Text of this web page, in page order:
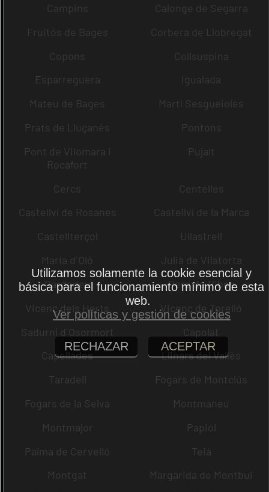
Campins
Calonge de Segarra
Fruitós de Bages
Corbera de Llobregat
Copons
Collsuspina
Esparreguera
Igualada
Mateu de Bages
Martí Sesgueioles
Prats de Lluçanès
Pontons
Pont de Vilomara i
Rocafort
Pujalt
Cercs
Centelles
Castellví de Rosanes
Castellví de la Marca
Castellterçol
Ullastrell
Maria d´Oló
Julià de Vilatorta
Cardedeu
Pere de Ribes
Vicenç dels Horts
Vicenç de Torelló
Sadurní d´Osormort
Capolat
Capellades
Llinars del Vallès
Taradell
Fogars de Montclús
Fogars de la Selva
Montmaneu
Montmajor
Papiol
Palma de Cervelló
Teià
Montgat
Margarida de Montbui
Utilizamos solamente la cookie esencial y
básica para el funcionamiento mínimo de esta
web.
Ver políticas y gestión de cookies
RECHAZAR ACEPTAR